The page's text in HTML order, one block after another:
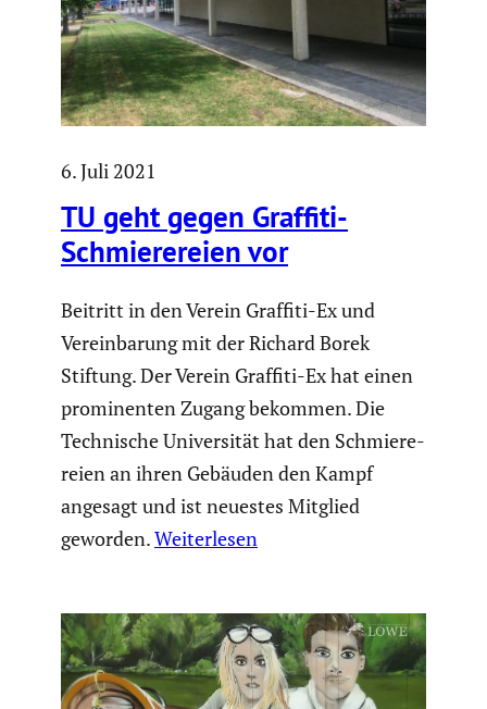
6. Juli 2021
TU geht gegen Graffiti-
Schmie­re­reien vor
Beitritt in den Verein Graffiti-Ex und
Verein­ba­rung mit der Richard Borek
Stiftung. Der Verein Graffiti-Ex hat einen
promi­nenten Zugang bekommen. Die
Techni­sche Univer­sität hat den Schmie­re­
reien an ihren Gebäuden den Kampf
angesagt und ist neuestes Mitglied
geworden.Weiterlesen